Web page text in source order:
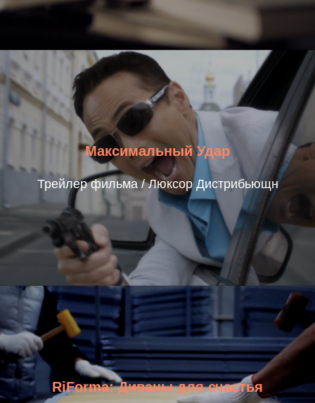
Максимальный Удар
Трейлер фильма / Люксор Дистрибьющн
RiForma: Диваны для счастья